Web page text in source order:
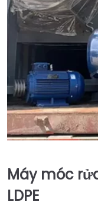
Máy móc
LDPE